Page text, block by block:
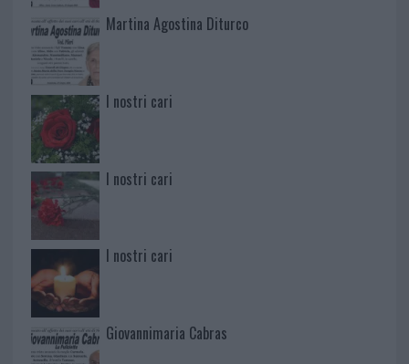
Martina Agostina Diturco
I nostri cari
I nostri cari
I nostri cari
Giovannimaria Cabras